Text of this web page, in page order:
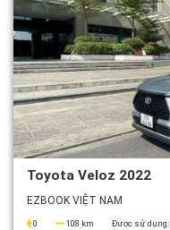
Toyota Veloz 2022
EZBOOK VIỆT NAM
0 108 km Được sử dụng: